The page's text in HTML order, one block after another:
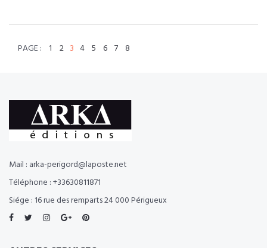
PAGE : 1 2 3 4 5 6 7 8
Mail : arka-perigord@laposte.net
Téléphone : +33630811871
Siége : 16 rue des remparts 24 000 Périgueux